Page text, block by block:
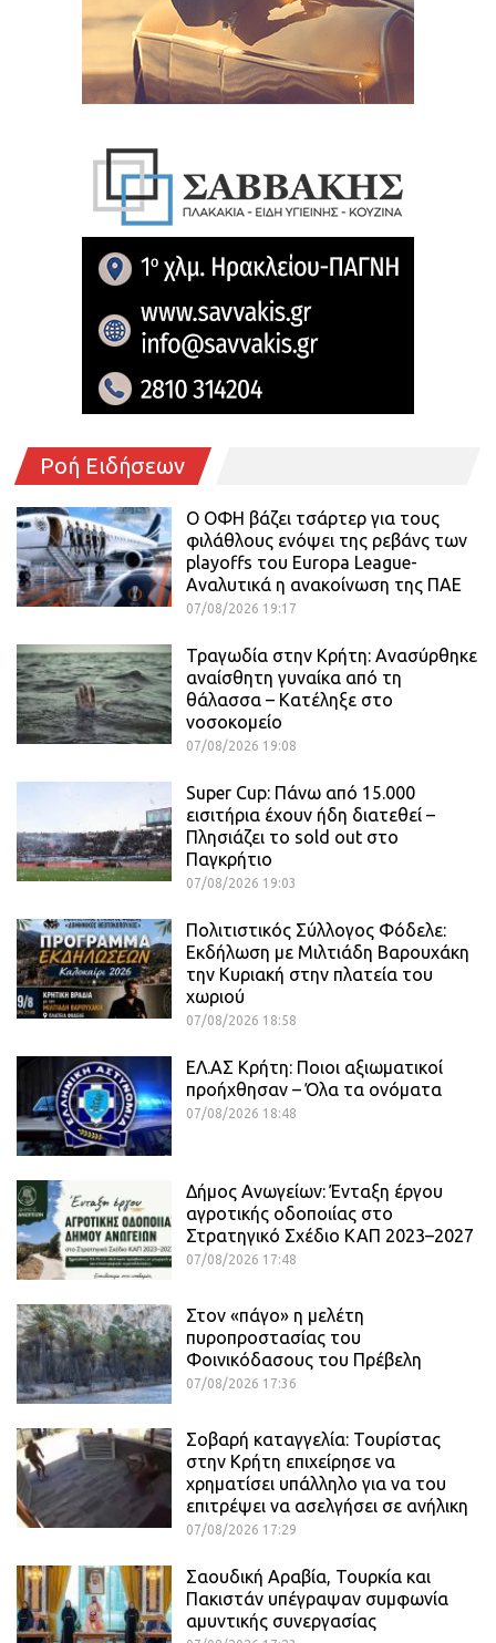
Ροή Ειδήσεων
Ο ΟΦΗ βάζει τσάρτερ για τους
φιλάθλους ενόψει της ρεβάνς των
playoffs του Europa League-
Αναλυτικά η ανακοίνωση της ΠΑΕ
07/08/2026 19:17
Τραγωδία στην Κρήτη: Ανασύρθηκε
αναίσθητη γυναίκα από τη
θάλασσα – Κατέληξε στο
νοσοκομείο
07/08/2026 19:08
Super Cup: Πάνω από 15.000
εισιτήρια έχουν ήδη διατεθεί –
Πλησιάζει το sold out στο
Παγκρήτιο
07/08/2026 19:03
Πολιτιστικός Σύλλογος Φόδελε:
Εκδήλωση με Μιλτιάδη Βαρουχάκη
την Κυριακή στην πλατεία του
χωριού
07/08/2026 18:58
ΕΛ.ΑΣ Κρήτη: Ποιοι αξιωματικοί
προήχθησαν – Όλα τα ονόματα
07/08/2026 18:48
Δήμος Ανωγείων: Ένταξη έργου
αγροτικής οδοποιίας στο
Στρατηγικό Σχέδιο ΚΑΠ 2023–2027
07/08/2026 17:48
Στον «πάγο» η μελέτη
πυροπροστασίας του
Φοινικόδασους του Πρέβελη
07/08/2026 17:36
Σοβαρή καταγγελία: Τουρίστας
στην Κρήτη επιχείρησε να
χρηματίσει υπάλληλο για να του
επιτρέψει να ασελγήσει σε ανήλικη
07/08/2026 17:29
Σαουδική Αραβία, Τουρκία και
Πακιστάν υπέγραψαν συμφωνία
αμυντικής συνεργασίας